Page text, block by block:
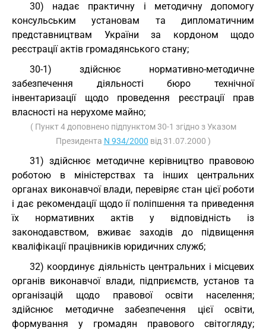
30) надає практичну і методичну допомогу
консульським установам та дипломатичним
представництвам України за кордоном щодо
реєстрації актів громадянського стану;
30-1) здійснює нормативно-методичне
забезпечення діяльності бюро технічної
інвентаризації щодо проведення реєстрації прав
власності на нерухоме майно;
( Пункт 4 доповнено підпунктом 30-1 згідно з Указом
Президента N 934/2000 від 31.07.2000 )
31) здійснює методичне керівництво правовою
роботою в міністерствах та інших центральних
органах виконавчої влади, перевіряє стан цієї роботи
і дає рекомендації щодо ії поліпшення та приведення
їх нормативних актів у відповідність із
законодавством, вживає заходів до підвищення
кваліфікації працівників юридичних служб;
32) координує діяльність центральних і місцевих
органів виконавчої влади, підприємств, установ та
організацій щодо правової освіти населення;
здійснює методичне забезпечення цієї освіти,
формування у громадян правового світогляду;